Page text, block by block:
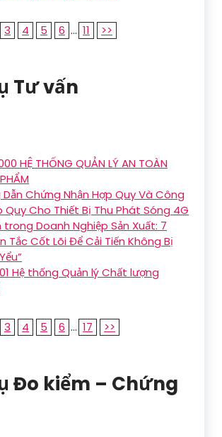
3 4 5 6 ... 11 >>
Tư vấn
HỆ THỐNG QUẢN LÝ AN TOÀN
Chứng Nhận Hợp Quy Và Công
Quy Cho Thiết Bị Thu Phát Sóng 4G
trong Doanh Nghiệp Sản Xuất: 7
Tắc Cốt Lõi Để Cải Tiến Không Bị
Hệ thống Quản lý Chất lượng
3 4 5 6 ... 17 >>
Đo kiểm – Chứng